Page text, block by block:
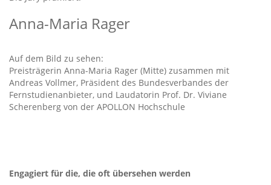
Anna-Maria Rager
Auf dem Bild zu sehen:
Preisträgerin Anna-Maria Rager (Mitte) zusammen mit
Andreas Vollmer, Präsident des Bundesverbandes der
Fernstudienanbieter, und Laudatorin Prof. Dr. Viviane
Scherenberg von der APOLLON Hochschule
Engagiert für die, die oft übersehen werden